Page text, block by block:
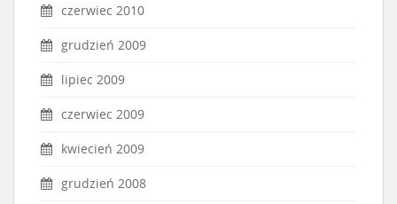
czerwiec 2010
grudzień 2009
lipiec 2009
czerwiec 2009
kwiecień 2009
grudzień 2008